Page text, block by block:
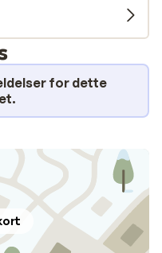
for dette